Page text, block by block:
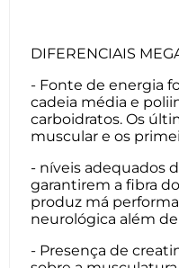
DIFERENCIAIS
- Fonte de energia
cadeia média e
carboidratos. Os
muscular e os
- níveis adequados
garantirem a fibra
produz má
neurológica além
- Presença de